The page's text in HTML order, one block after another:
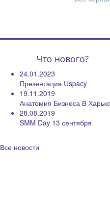
Что нового?
24.01.2023
Презентация Uspacy
19.11.2019
Анатомия Бизнеса В
28.08.2019
SMM Day 13 сентября
Все новости